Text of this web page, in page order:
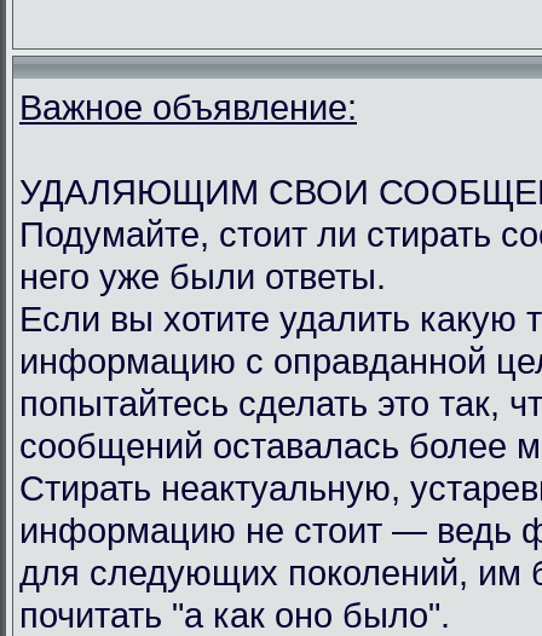
Важное объявление:
УДАЛЯЮЩИМ СВОИ
Подумайте, стоит ли стирать
него уже были ответы.
Если вы хотите удалить какую
информацию с оправданной
попытайтесь сделать это так,
сообщений оставалась более
Стирать неактуальную,
информацию не стоит — ведь
для следующих поколений, им
почитать "а как оно было".